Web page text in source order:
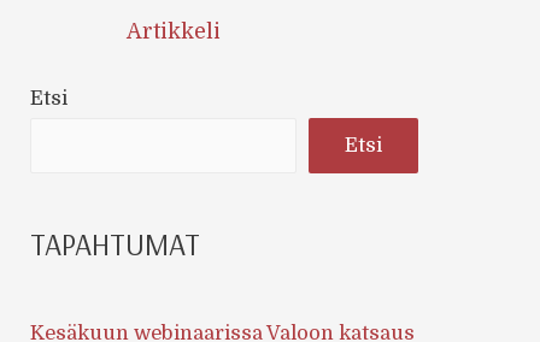
Artikkeli
Etsi
Etsi
TAPAHTUMAT
Kesäkuun webinaarissa Valoon katsaus